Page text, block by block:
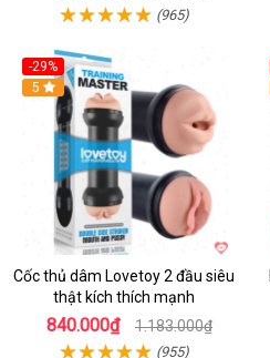
(965)
-29%
Hot
5
Cốc thủ dâm Lovetoy 2 đầu siêu
thật kích thích mạnh
840.000₫ 1.183.000₫
(955)